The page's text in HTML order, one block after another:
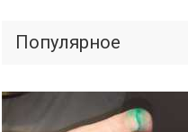
Популярное